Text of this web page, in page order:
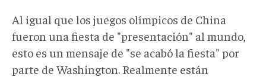
Al igual que los juegos olímpicos de China
fueron una fiesta de "presentación" al mundo,
esto es un mensaje de "se acabó la fiesta" por
parte de Washington. Realmente están